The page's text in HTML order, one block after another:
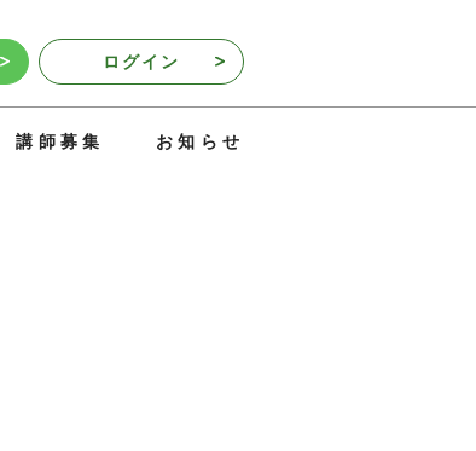
ログイン
講師募集 お知らせ